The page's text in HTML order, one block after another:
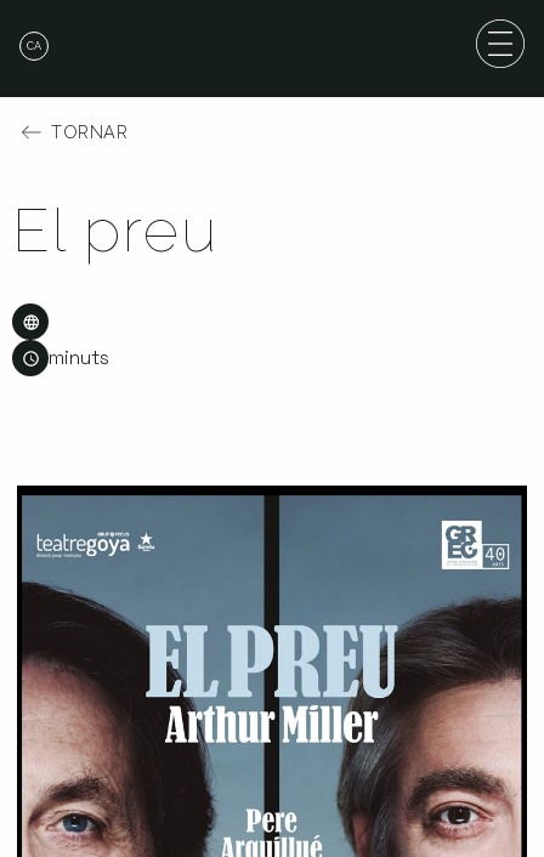
CA
TORNAR
El preu
minuts